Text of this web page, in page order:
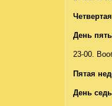
День
23-00.
Пятая
День